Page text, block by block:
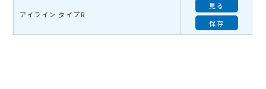
アイライン タイプR
見る
保存